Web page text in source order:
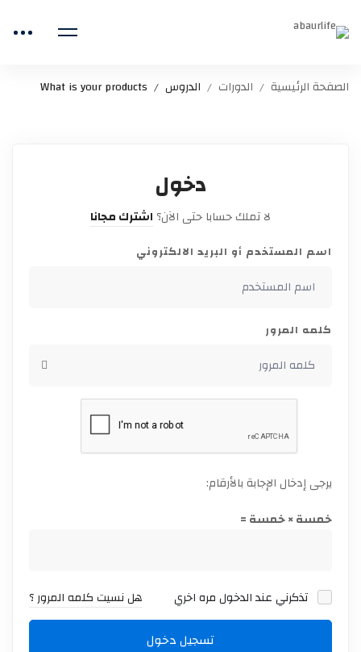
الصفحة الرئيسية الدورات الدروس What is your products
دخول
لا تملك حسابا حتى الآن؟ اشترك مجانا
اسم المستخدم أو البريد الالكتروني
كلمه المرور
يرجى إدخال الإجابة بالأرقام:
خمسة × خمسة =
تذكرني عند الدخول مره اخري هل نسيت كلمه المرور ؟
تسجيل دخول